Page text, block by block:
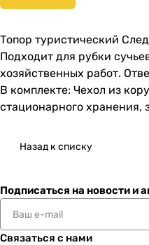
Топор туристический
Подходит для рубки
хозяйственных работ.
В комплекте: Чехол из
стационарного хранения,
Назад к списку
Подписаться на новости и
Связаться с нами